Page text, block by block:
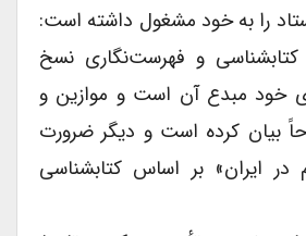
را به خود مشغول داشته است:
و فهرست‌نگاری نسخ
خود مبدع آن است و موازین و
بیان کرده است و دیگر ضرورت
ایران» بر اساس کتابشناسى